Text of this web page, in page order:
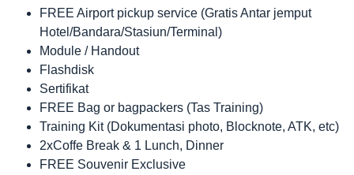
FREE Airport pickup service (Gratis Antar jemput
Hotel/Bandara/Stasiun/Terminal)
Module / Handout
Flashdisk
Sertifikat
FREE Bag or bagpackers (Tas Training)
Training Kit (Dokumentasi photo, Blocknote, ATK, etc)
2xCoffe Break & 1 Lunch, Dinner
FREE Souvenir Exclusive